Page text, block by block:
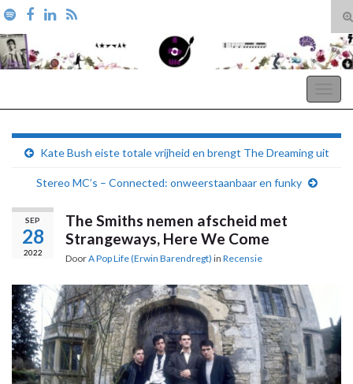
Search for:
Kate Bush eiste totale vrijheid en brengt The Dreaming uit
Stereo MC’s – Connected: onweerstaanbaar en funky
SEP
28
2022
The Smiths nemen afscheid met
Strangeways, Here We Come
DoorA Pop Life (Erwin Barendregt) in Recensie